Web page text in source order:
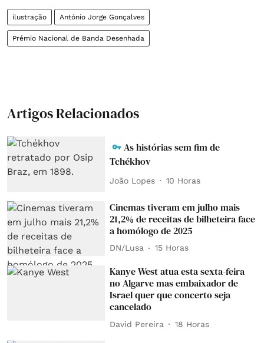
ilustração António Jorge Gonçalves
Prémio Nacional de Banda Desenhada
Artigos Relacionados
As histórias sem fim de
Tchékhov
João Lopes 10 Horas
Cinemas tiveram em julho mais
21,2% de receitas de bilheteira face
a homólogo de 2025
DN/Lusa 15 Horas
Kanye West atua esta sexta-feira
no Algarve mas embaixador de
Israel quer que concerto seja
cancelado
David Pereira 18 Horas